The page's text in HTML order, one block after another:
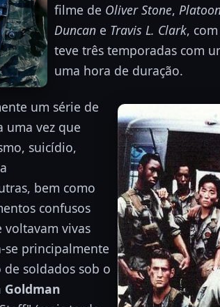
filme de Oliver Stone,
Duncan e Travis L. Clark,
teve três temporadas com
uma hora de duração.
um série de
uma vez que
suicídio,
bem como
confusos
voltavam vivas
se principalmente
soldados sob o
Goldman